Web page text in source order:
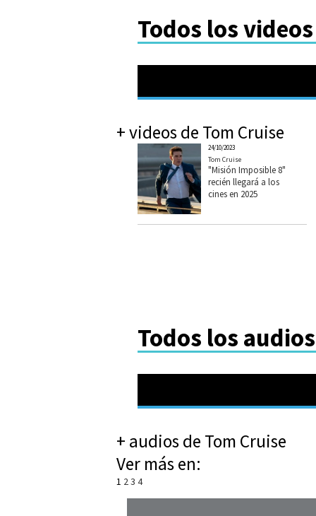
Todos los
+ videos de Tom Cruise
24/10/2023
Tom Cruise
"Misión Imposible 8"
recién llegará a los
cines en 2025
Todos los
+ audios de Tom Cruise
Ver más en:
1 23 4